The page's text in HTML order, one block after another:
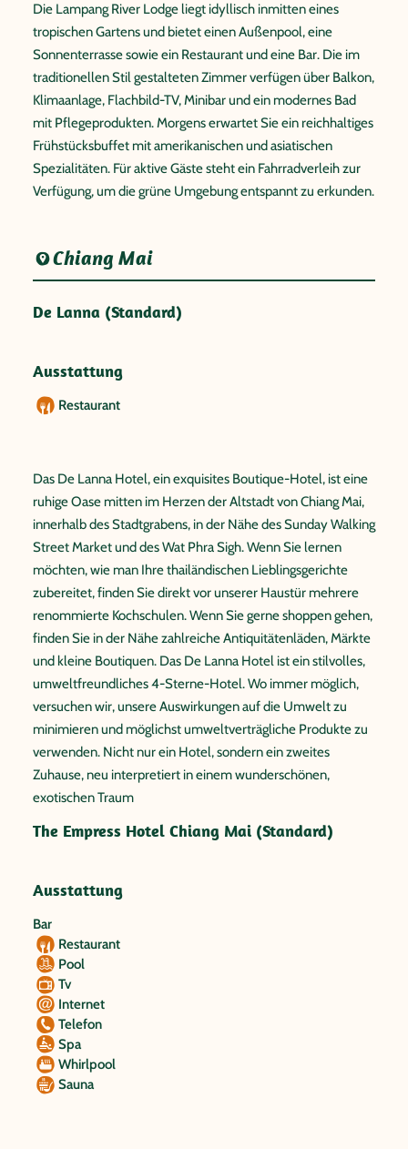
Die Lampang River Lodge liegt idyllisch inmitten eines
tropischen Gartens und bietet einen Außenpool, eine
Sonnenterrasse sowie ein Restaurant und eine Bar. Die im
traditionellen Stil gestalteten Zimmer verfügen über Balkon,
Klimaanlage, Flachbild-TV, Minibar und ein modernes Bad
mit Pflegeprodukten. Morgens erwartet Sie ein reichhaltiges
Frühstücksbuffet mit amerikanischen und asiatischen
Spezialitäten. Für aktive Gäste steht ein Fahrradverleih zur
Verfügung, um die grüne Umgebung entspannt zu erkunden.
Chiang Mai
De Lanna (Standard)
Ausstattung
Restaurant
Das De Lanna Hotel, ein exquisites Boutique-Hotel, ist eine
ruhige Oase mitten im Herzen der Altstadt von Chiang Mai,
innerhalb des Stadtgrabens, in der Nähe des Sunday Walking
Street Market und des Wat Phra Sigh. Wenn Sie lernen
möchten, wie man Ihre thailändischen Lieblingsgerichte
zubereitet, finden Sie direkt vor unserer Haustür mehrere
renommierte Kochschulen. Wenn Sie gerne shoppen gehen,
finden Sie in der Nähe zahlreiche Antiquitätenläden, Märkte
und kleine Boutiquen. Das De Lanna Hotel ist ein stilvolles,
umweltfreundliches 4-Sterne-Hotel. Wo immer möglich,
versuchen wir, unsere Auswirkungen auf die Umwelt zu
minimieren und möglichst umweltverträgliche Produkte zu
verwenden. Nicht nur ein Hotel, sondern ein zweites
Zuhause, neu interpretiert in einem wunderschönen,
exotischen Traum
The Empress Hotel Chiang Mai (Standard)
Ausstattung
Bar
Restaurant
Pool
Tv
Internet
Telefon
Spa
Whirlpool
Sauna